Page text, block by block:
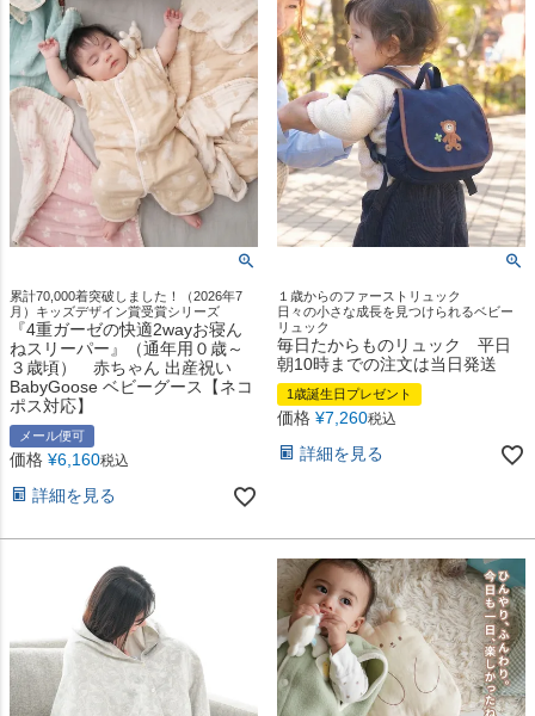
累計70,000着突破しました！（2026年7
月）キッズデザイン賞受賞シリーズ
『4重ガーゼの快適2wayお寝ん
ねスリーパー』（通年用０歳～
３歳頃） 赤ちゃん 出産祝い
BabyGoose ベビーグース【ネコ
ポス対応】
メール便可
価格 ¥6,160税込
詳細を見る
１歳からのファーストリュック
日々の小さな成長を見つけられるベビー
リュック
毎日たからものリュック 平日
朝10時までの注文は当日発送
1歳誕生日プレゼント
価格 ¥7,260税込
詳細を見る